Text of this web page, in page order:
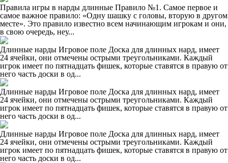
Правила игры в нарды длинные Правило №1. Самое первое и
самое важное правило: «Одну шашку с головы, вторую в другом
месте». Это правило известно всем начинающим игрокам и они,
в свою очередь, неу...
Длинные нарды Игровое поле Доска для длинных нард, имеет
24 ячейки, они отмечены острыми треугольниками. Каждый
игрок имеет по пятнадцать фишек, которые ставятся в правую от
него часть доски в од...
Длинные нарды Игровое поле Доска для длинных нард, имеет
24 ячейки, они отмечены острыми треугольниками. Каждый
игрок имеет по пятнадцать фишек, которые ставятся в правую от
него часть доски в од...
Длинные нарды Игровое поле Доска для длинных нард, имеет
24 ячейки, они отмечены острыми треугольниками. Каждый
игрок имеет по пятнадцать фишек, которые ставятся в правую от
него часть доски в од...